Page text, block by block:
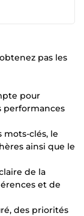
pas les
pour
performances
mots-clés, le
ainsi que le
de la
et de
des priorités